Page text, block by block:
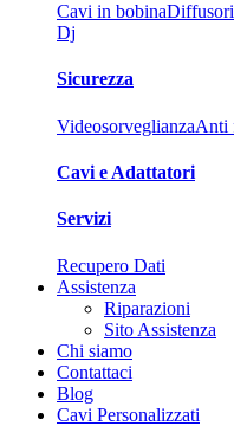
Cavi in bobina
Dj
Sicurezza
VideosorveglianzaAnti
Cavi e Adattatori
Servizi
Recupero Dati
Assistenza
Riparazioni
Sito Assistenza
Chi siamo
Contattaci
Blog
Cavi Personalizzati